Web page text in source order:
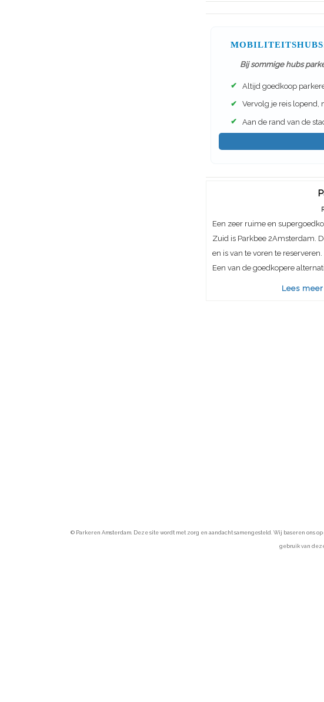
Bij sommige hubs
✔ Altijd goedkoop
✔ Vervolg je reis lopend,
✔ Aan de rand van de
Een zeer ruime en
Zuid is Parkbee 2Amsterdam.
en is van te voren te reserveren.
Een van de goedkopere
Lees
© Parkeren Amsterdam. Deze site wordt met zorg en aandacht samengesteld. Wij baseren
gebruik van